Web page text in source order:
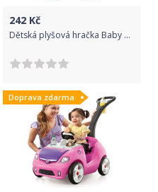
242 Kč
Dětská plyšová hračka Baby Mix Králíček šedý
Doprava zdarma